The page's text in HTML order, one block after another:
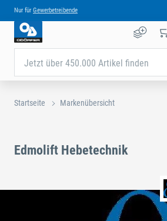
Nur für Gewerbetreibende
Jetzt über 450.000 Artikel finden
Startseite Markenübersicht
Edmolift Hebetechnik